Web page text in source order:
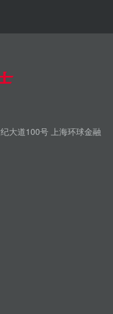
大道100号 上海环球金融